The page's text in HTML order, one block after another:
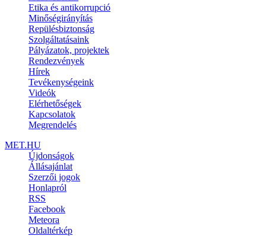
Etika és antikorrupció
Minőségirányítás
Repülésbiztonság
Szolgáltatásaink
Pályázatok, projektek
Rendezvények
Hírek
Tevékenységeink
Videók
Elérhetőségek
Kapcsolatok
Megrendelés
MET.HU
Újdonságok
Állásajánlat
Szerzői jogok
Honlapról
RSS
Facebook
Meteora
Oldaltérkép